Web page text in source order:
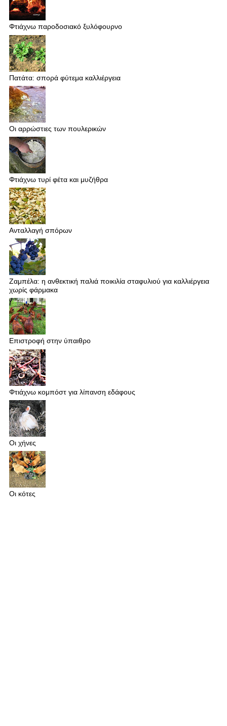
Φτιάχνω παροδοσιακό ξυλόφουρνο
Πατάτα: σπορά φύτεμα καλλιέργεια
Οι αρρώστιες των πουλερικών
Φτιάχνω τυρί φέτα και μυζήθρα
Ανταλλαγή σπόρων
Ζαμπέλα: η ανθεκτική παλιά ποικιλία σταφυλιού για καλλιέργεια
χωρίς φάρμακα
Επιστροφή στην ύπαιθρο
Φτιάχνω κομπόστ για λίπανση εδάφους
Οι χήνες
Οι κότες